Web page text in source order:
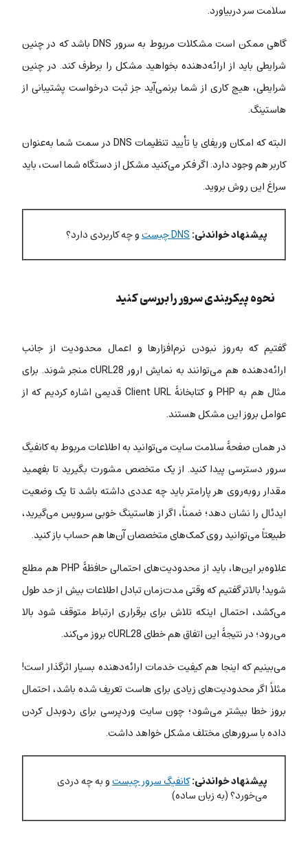
سلامت سر دربیاورد.
گاهی ممکن است مشکلات مربوط به سرور DNS باشد که در چنین
شرایطی باید از ارائه‌دهنده بخواهید مشکل را برطرف کند. در چنین
شرایطی، هیچ کاری از شما برنمی‌آید جز ثبت درخواست پشتیبانی از
هاستینگ.
البته که امکان وریفای یا تأیید تنظیمات DNS در سمت شما به‌عنوان
کاربر هم وجود دارد. اگر فکر می‌کنید مشکل از دستگاه شما است، باید
سراغ این روش بروید.
پیشنهاد خواندنی:DNS چیست و چه کاربردی دارد؟
نحوه پیکربندی سرور را بررسی کنید
گفتیم که به‌روز نبودن نرم‌افزارها و اعمال محدودیت از جانب
ارائه‌دهنده هم می‌توانند به نمایش ارور cURL28 منجر شوند. برای
مثال هم به PHP و کتابخانۀ Client URL قدیمی اشاره کردیم که از
عوامل بروز این مشکل هستند.
در همان صفحۀ سلامت سایت می‌توانید به اطلاعات مربوط به کانفیگ
سرور دسترسی پیدا کنید. از یک متخصص مشورت بگیرید تا بفهمید
مقدار روبه‌روی هر پارامتر باید چه عددی داشته باشد تا یک وضعیت
ایدئال را نشان دهد؛ ضمناً، اگر از هاستینگ خوبی سرویس می‌گیرید،
طبیعتاً می‌توانید روی کمک‌های متخصصان آن‌ها هم حساب باز کنید.
علاوه‌بر این‌ها، باید از محدودیت‌های احتمالی حافظۀ PHP هم مطلع
شوید! بالاتر گفتیم که وقتی مدت‌زمان تبادل اطلاعات بیش از حد طول
می‌کشد، احتمال اینکه تلاش برای برقراری ارتباط متوقف شود بالا
می‌رود؛ در نتیجۀ این اتفاق هم خطای cURL28 بروز می‌کند.
می‌بینیم که اینجا هم کیفیت خدمات ارائه‌دهنده بسیار اثرگذار است!
مثلاً اگر محدودیت‌های زیادی برای هاست تعریف شده باشد، احتمال
بروز خطا بیشتر می‌شود؛ چون سایت وردپرسی برای ردوبدل کردن
داده با سرورهای مختلف مشکل خواهد داشت.
پیشنهاد خواندنی:کانفیگ سرور چیستو به چه دردی
می‌خورد؟ (به زبان ساده)